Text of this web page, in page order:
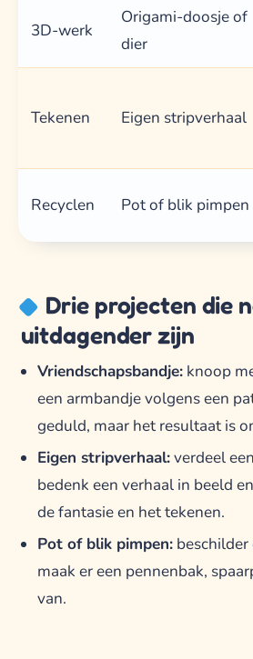
3D-werk
Origami-doosje of
dier
Tekenen Eigen stripverhaal
Recyclen Pot of blik pimpen
Drie projecten die
uitdagender zijn
Vriendschapsbandje:knoop
een armbandje volgens een
geduld, maar het resultaat is
Eigen stripverhaal:verdeel
bedenk een verhaal in beeld
de fantasie en het tekenen.
Pot of blik pimpen:beschilder
maak er een pennenbak,
van.